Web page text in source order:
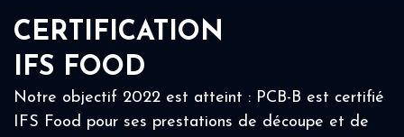
CERTIFICATION
IFS FOOD
Notre objectif 2022 est atteint : PCB-B est certifié
IFS Food pour ses prestations de découpe et de